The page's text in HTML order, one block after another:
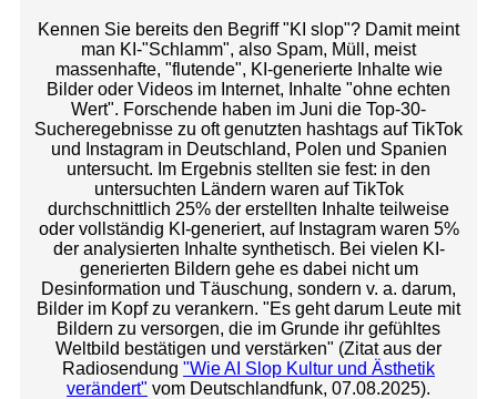
Kennen Sie bereits den Begriff "KI slop"? Damit meint
man KI-"Schlamm", also Spam, Müll, meist
massenhafte, "flutende", KI-generierte Inhalte wie
Bilder oder Videos im Internet, Inhalte "ohne echten
Wert". Forschende haben im Juni die Top-30-
Sucheregebnisse zu oft genutzten hashtags auf TikTok
und Instagram in Deutschland, Polen und Spanien
untersucht. Im Ergebnis stellten sie fest: in den
untersuchten Ländern waren auf TikTok
durchschnittlich 25% der erstellten Inhalte teilweise
oder vollständig KI-generiert, auf Instagram waren 5%
der analysierten Inhalte synthetisch. Bei vielen KI-
generierten Bildern gehe es dabei nicht um
Desinformation und Täuschung, sondern v. a. darum,
Bilder im Kopf zu verankern. "Es geht darum Leute mit
Bildern zu versorgen, die im Grunde ihr gefühltes
Weltbild bestätigen und verstärken" (Zitat aus der
Radiosendung "Wie AI Slop Kultur und Ästhetik
verändert" vom Deutschlandfunk, 07.08.2025).